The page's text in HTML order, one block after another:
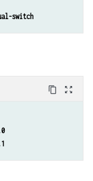
switch
content_copy zoom_out_map